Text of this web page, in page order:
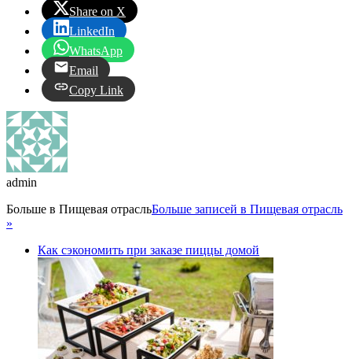
Share on X
LinkedIn
WhatsApp
Email
Copy Link
admin
Больше в Пищевая отрасльБольше записей в Пищевая отрасль
»
Как сэкономить при заказе пиццы домой